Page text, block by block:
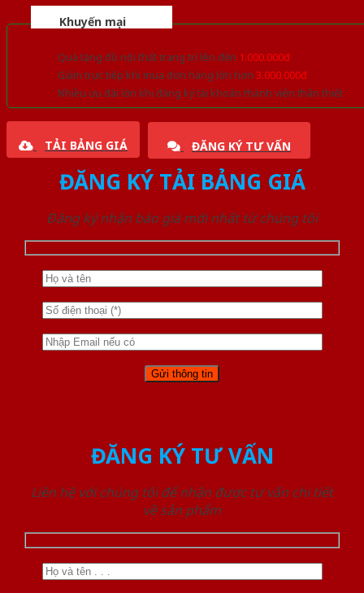
Khuyến mại
Quà tặng đồ nội thất trang trí lên đến 1.000.000đ
Giảm trực tiếp khi mua đơn hàng lớn hơn 3.000.000đ
Nhiều ưu đãi lớn khi đăng ký tài khoản thành viên thân thiết
TẢI BẢNG GIÁ ĐĂNG KÝ TƯ VẤN
ĐĂNG KÝ TẢI BẢNG GIÁ
Đăng ký nhận báo giá mới nhất từ chúng tôi
ĐĂNG KÝ TƯ VẤN
Liên hệ với chúng tôi để nhận được tư vấn chi tiết
về sản phẩm